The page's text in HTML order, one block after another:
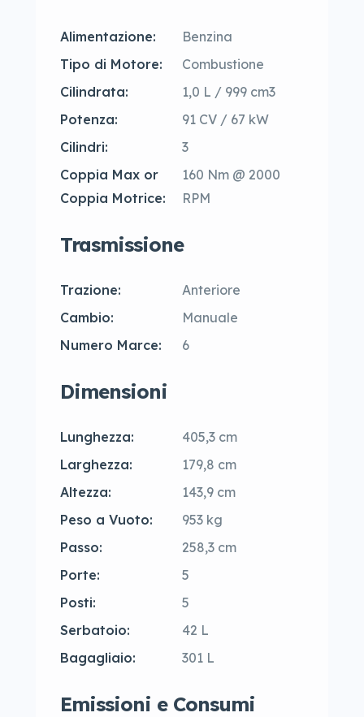
Alimentazione:
Benzina
Tipo di Motore:
Combustione
Cilindrata:
1,0 L / 999 cm3
Potenza:
91 CV / 67 kW
Cilindri:
3
Coppia Max or
Coppia Motrice:
160 Nm @ 2000
RPM
Trasmissione
Trazione:
Anteriore
Cambio:
Manuale
Numero Marce:
6
Dimensioni
Lunghezza:
405,3 cm
Larghezza:
179,8 cm
Altezza:
143,9 cm
Peso a Vuoto:
953 kg
Passo:
258,3 cm
Porte:
5
Posti:
5
Serbatoio:
42 L
Bagagliaio:
301 L
Emissioni e Consumi